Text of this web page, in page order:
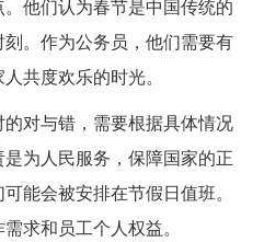
他们认为春节是中国传统的
。作为公务员，他们需要有
共度欢乐的时光。
对与错，需要根据具体情况
为人民服务，保障国家的正
能会被安排在节假日值班。
求和员工个人权益。